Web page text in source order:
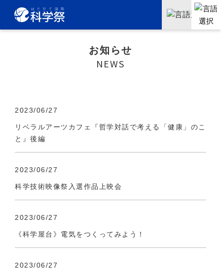
お知らせ
NEWS
2023/06/27
リベラルアーツカフェ『哲学対話で考える「健康」のこ
と』後編
2023/06/27
科学技術映像祭入選作品上映会
2023/06/27
《科学屋台》電気をつくってみよう！
2023/06/27